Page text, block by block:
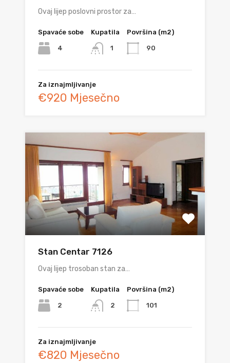
Ovaj lijep poslovni prostor za…
Spavaće sobe
4
Kupatila
1
Površina (m2)
90
Za iznajmljivanje
€920 Mjesečno
Stan Centar 7126
Ovaj lijep trosoban stan za…
Spavaće sobe
2
Kupatila
2
Površina (m2)
101
Za iznajmljivanje
€820 Mjesečno